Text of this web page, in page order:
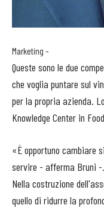
Marketing –
Queste sono le due
che voglia puntare sul
per la propria azienda.
Knowledge Center in
«È opportuno cambiare
servire - afferma Bruni -.
Nella costruzione
quello di ridurre la